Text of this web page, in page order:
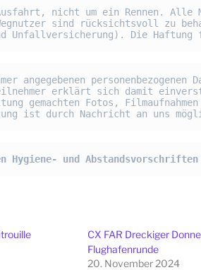
nicht um ein Rennen.
sind rücksichtsvoll zu
Unfallversicherung). Die
angegebenen
erklärt sich damit
gemachten Fotos,
ist durch Nachricht an uns
Hygiene- und
CX FAR Dreckiger
Flughafenrunde
20. November 2024